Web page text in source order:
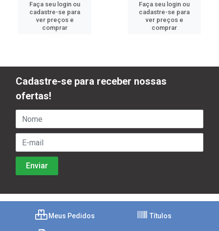
Faça seu login ou
cadastre-se para
ver preços e
comprar
Faça seu login ou
cadastre-se para
ver preços e
comprar
Cadastre-se para receber nossas
ofertas!
Meus Pedidos Títulos